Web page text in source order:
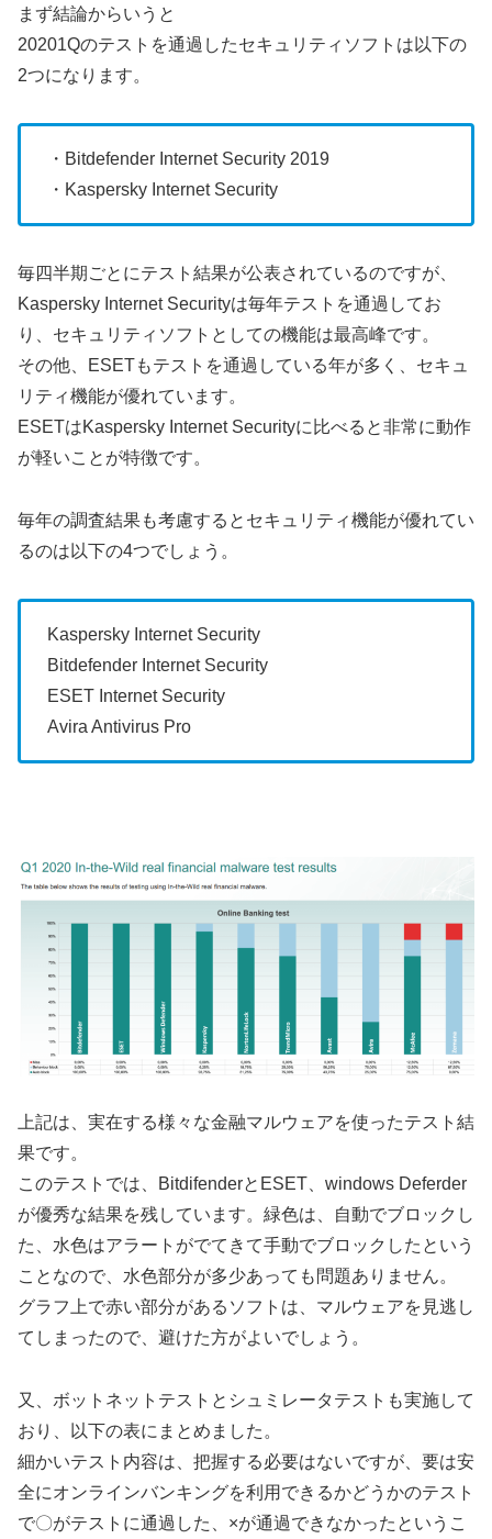
まず結論からいうと
20201Qのテストを通過したセキュリティソフトは以下の
2つになります。
・Bitdefender Internet Security 2019
・Kaspersky Internet Security
毎四半期ごとにテスト結果が公表されているのですが、
Kaspersky Internet Securityは毎年テストを通過してお
り、セキュリティソフトとしての機能は最高峰です。
その他、ESETもテストを通過している年が多く、セキュ
リティ機能が優れています。
ESETはKaspersky Internet Securityに比べると非常に動作
が軽いことが特徴です。
毎年の調査結果も考慮するとセキュリティ機能が優れてい
るのは以下の4つでしょう。
Kaspersky Internet Security
Bitdefender Internet Security
ESET Internet Security
Avira Antivirus Pro
上記は、実在する様々な金融マルウェアを使ったテスト結
果です。
このテストでは、BitdifenderとESET、windows Deferder
が優秀な結果を残しています。緑色は、自動でブロックし
た、水色はアラートがでてきて手動でブロックしたという
ことなので、水色部分が多少あっても問題ありません。
グラフ上で赤い部分があるソフトは、マルウェアを見逃し
てしまったので、避けた方がよいでしょう。
又、ボットネットテストとシュミレータテストも実施して
おり、以下の表にまとめました。
細かいテスト内容は、把握する必要はないですが、要は安
全にオンラインバンキングを利用できるかどうかのテスト
で〇がテストに通過した、×が通過できなかったというこ